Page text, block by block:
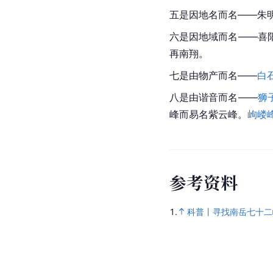
五是因地名而名——朱
六是因地域而名——喜
再南翔。
七是由物产而名——白
八是由谐音而名——狮
峰而易名紫云峰。 岣嵝
参考资料
1. 科普丨寻找南岳七十